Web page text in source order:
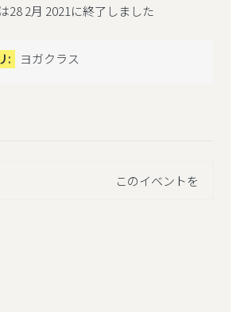
28 2月 2021に終了しました
: ヨガクラス
このイベントを